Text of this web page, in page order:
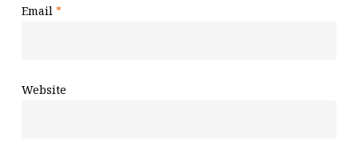
Email *
Website